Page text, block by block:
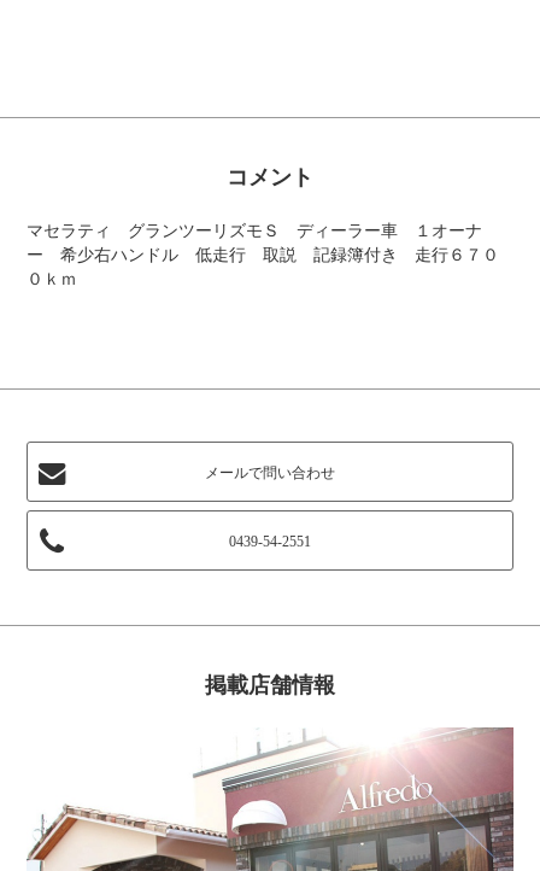
コメント
マセラティ グランツーリズモＳ ディーラー車 １オーナ
ー 希少右ハンドル 低走行 取説 記録簿付き 走行６７０
０ｋｍ
メールで問い合わせ
0439-54-2551
掲載店舗情報